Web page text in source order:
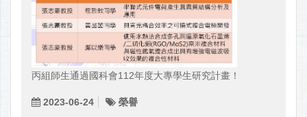
丙組師生通過國科會112年度大專學生研究計畫！
2023-06-24 榮譽